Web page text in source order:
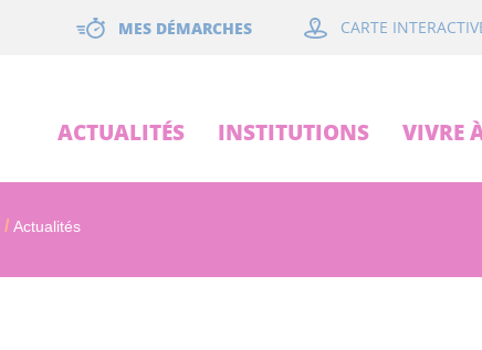
MES DÉMARCHES CARTE
ACTUALITÉS INSTITUTIONS VIVRE
Actualités